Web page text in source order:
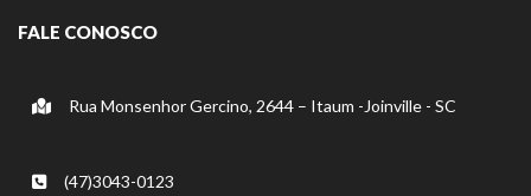
FALE CONOSCO
Rua Monsenhor Gercino, 2644 – Itaum -Joinville - SC
(47)3043-0123